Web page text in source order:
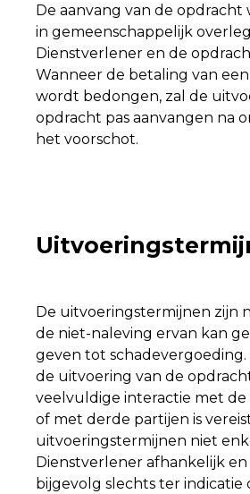
De aanvang van de opdracht
in gemeenschappelijk
Dienstverlener en de
Wanneer de betaling van
wordt bedongen, zal de
opdracht pas aanvangen na
het voorschot.
De uitvoeringstermijnen zijn
de niet-naleving ervan kan
geven tot
de uitvoering van de
veelvuldige interactie met
of met derde partijen is
uitvoeringstermijnen niet
Dienstverlener afhankelijk
bijgevolg slechts ter indicatie